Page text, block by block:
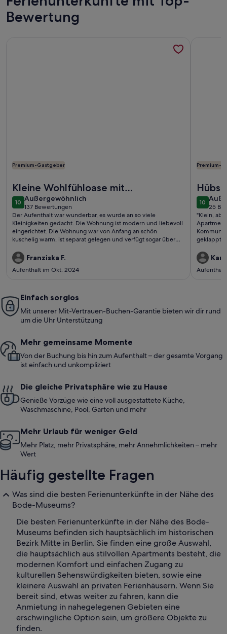
Bewertung
Premium-Gastgeber
Kleine Wohlfühloase mit
saubequemen Betten
1010 von 10
Außergewöhnlich
außergewöhnlich
137 Bewertungen
(137
bewertungen)
Der Aufenthalt war wunderbar, es wurde an so viele
Kleinigkeiten gedacht. Die Wohnung ist modern und liebevoll
eingerichtet. Die Wohnung war von Anfang an schön
kuschelig warm, ist separat gelegen und verfügt sogar über
zu erreichen. Wir haben es nur ein wenig bedauert, dass es
keinen Backofen gab. Es gibt eine Mikrowelle mit
Grillfunktion. Ins Berliner Zentrum ist man ca 45 Minuten
Franziska F.
Aufenthalt im Okt. 2024
Premium-
1010 von
25
(25
"Klein,
geklappt.
Terrasse
sehr wohl
Karl
Einfach sorglos
Mit unserer Mit-Vertrauen-Buchen-Garantie bieten wir dir rund
um die Uhr Unterstützung
Mehr gemeinsame Momente
Von der Buchung bis hin zum Aufenthalt – der gesamte Vorgang
ist einfach und unkompliziert
Die gleiche Privatsphäre wie zu Hause
Genieße Vorzüge wie eine voll ausgestattete Küche,
Waschmaschine, Pool, Garten und mehr
Mehr Urlaub für weniger Geld
Mehr Platz, mehr Privatsphäre, mehr Annehmlichkeiten – mehr
Wert
Häufig gestellte Fragen
Was sind die besten Ferienunterkünfte in der Nähe des
Bode-Museums?
Die besten Ferienunterkünfte in der Nähe des Bode-
Museums befinden sich hauptsächlich im historischen
Bezirk Mitte in Berlin. Sie finden eine große Auswahl,
die hauptsächlich aus stilvollen Apartments besteht, die
modernen Komfort und einfachen Zugang zu
kulturellen Sehenswürdigkeiten bieten, sowie eine
kleinere Auswahl an privaten Ferienhäusern. Wenn Sie
bereit sind, etwas weiter zu fahren, kann die
Anmietung in nahegelegenen Gebieten eine
erschwingliche Option sein, um größere Objekte zu
finden.